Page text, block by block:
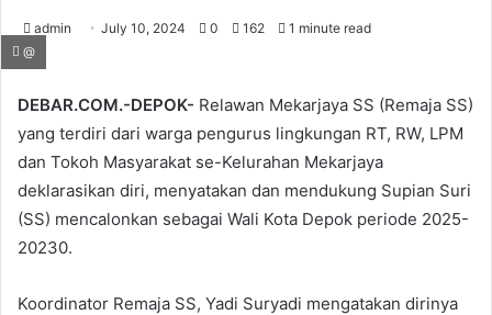
admin July 10, 2024 0 162 1 minute read
@
DEBAR.COM.-DEPOK- Relawan Mekarjaya SS (Remaja SS)
yang terdiri dari warga pengurus lingkungan RT, RW, LPM
dan Tokoh Masyarakat se-Kelurahan Mekarjaya
deklarasikan diri, menyatakan dan mendukung Supian Suri
(SS) mencalonkan sebagai Wali Kota Depok periode 2025-
20230.
Koordinator Remaja SS, Yadi Suryadi mengatakan dirinya